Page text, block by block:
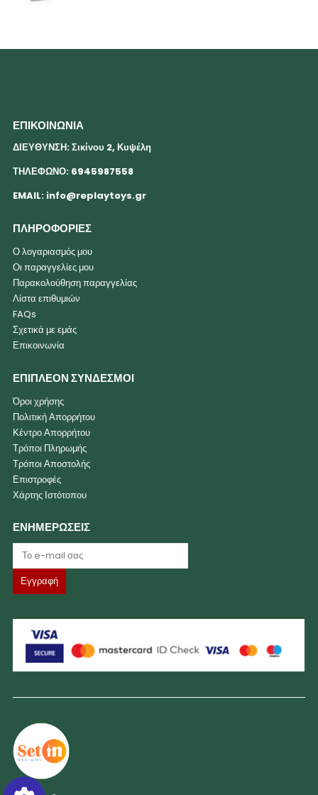
ΕΠΙΚΟΙΝΩΝΙΑ
ΔΙΕΥΘΥΝΣΗ: Σικίνου 2, Κυψέλη
ΤΗΛΕΦΩΝΟ: 6945987558
EMAIL: info@replaytoys.gr
ΠΛΗΡΟΦΟΡΙΕΣ
Ο λογαριασμός μου
Οι παραγγελίες μου
Παρακολούθηση παραγγελίας
Λίστα επιθυμιών
FAQs
Σχετικά με εμάς
Επικοινωνία
ΕΠΙΠΛΕΟΝ ΣΥΝΔΕΣΜΟΙ
Όροι χρήσης
Πολιτική Απορρήτου
Κέντρο Απορρήτου
Τρόποι Πληρωμής
Τρόποι Αποστολής
Επιστροφές
Χάρτης Ιστότοπου
ΕΝΗΜΕΡΩΣΕΙΣ